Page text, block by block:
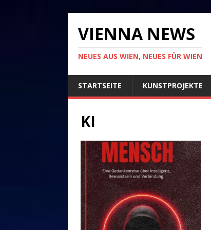
VIENNA NEWS
NEUES AUS WIEN, NEUES FÜR WIEN
STARTSEITE KUNSTPROJEKTE
KI